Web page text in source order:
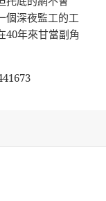
個深夜監工的工
40年來甘當副角